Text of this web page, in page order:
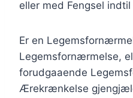
eller med Fengsel
Er en
Legemsfornærmelse,
forudgaaende
Ærekrænkelse